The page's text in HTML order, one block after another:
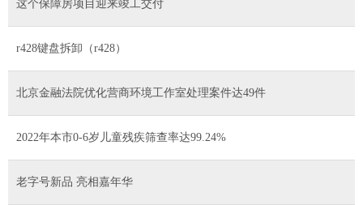
这个保障房项目迎来竣工交付
r428键盘拆卸（r428）
北京金融法院优化营商环境工作室处理案件达49件
2022年本市0-6岁儿童残疾筛查率达99.24%
老字号新品 亮相嘉年华